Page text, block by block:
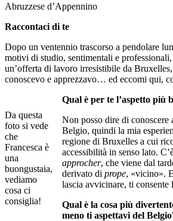
Abruzzese d’Appennino
Raccontaci di te
Dopo un ventennio trascorso a pendolare
motivi di studio, sentimentali e
un’offerta di lavoro irresistibile da
conoscevo e apprezzavo… ed eccomi qui,
Da questa
foto si vede
che
Francesca è
una
buongustaia,
vediamo
cosa ci
consiglia!
Qual è per te l’aspetto più
Non posso dire di conoscere
Belgio, quindi la mia
regione di Bruxelles a cui
accessibilità in senso lato.
approcher, che viene dal
derivato di prope, «vicino».
lascia avvicinare, ti consente
Qual è la cosa più
meno ti aspettavi del